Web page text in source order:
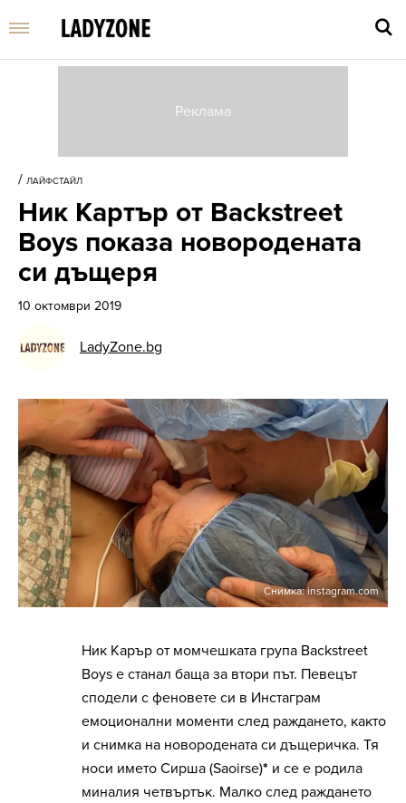
/ ЛАЙФСТАЙЛ
Ник Картър от Backstreet
Boys показа новородената
си дъщеря
10 октомври 2019
LadyZone.bg
Снимка: instagram.com
Ник Карър от момчешката група Backstreet
Boys е станал баща за втори път. Певецът
сподели с феновете си в Инстаграм
емоционални моменти след раждането, както
и снимка на новородената си дъщеричка. Тя
носи името Сирша (Saoirse)* и се е родила
миналия четвъртък. Малко след раждането